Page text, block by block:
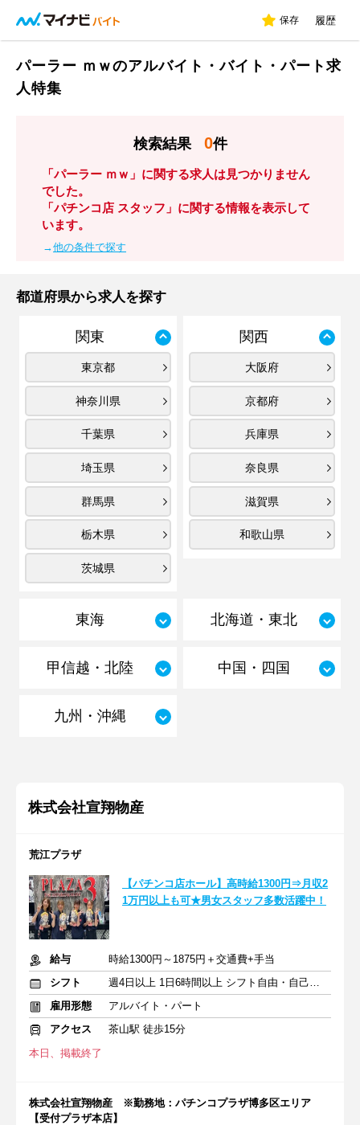
保存 履歴
パーラー ｍｗのアルバイト・バイト・パート求
人特集
検索結果 0件
「パーラー ｍｗ」に関する求人は見つかりません
でした。
「パチンコ店 スタッフ」に関する情報を表示して
います。
→他の条件で探す
都道府県から求人を探す
関東
東京都
神奈川県
千葉県
埼玉県
群馬県
栃木県
茨城県
関西
大阪府
京都府
兵庫県
奈良県
滋賀県
和歌山県
東海 北海道・東北
甲信越・北陸 中国・四国
九州・沖縄
株式会社宣翔物産
荒江プラザ
【パチンコ店ホール】高時給1300円⇒月収2
1万円以上も可★男女スタッフ多数活躍中！
給与
時給1300円～1875円＋交通費+手当
シフト
週4日以上 1日6時間以上 シフト自由・自己申告
雇用形態
アルバイト・パート
アクセス
茶山駅 徒歩15分
本日、掲載終了
株式会社宣翔物産 ※勤務地：パチンコプラザ博多区エリア
【受付プラザ本店】